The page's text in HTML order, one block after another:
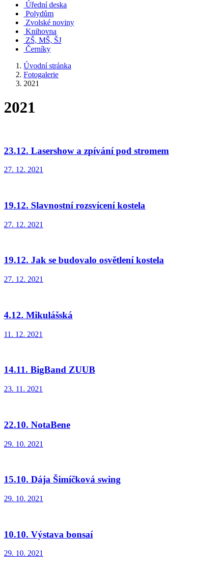
Úřední deska
Polydům
Zvolské noviny
Knihovna
ZŠ, MŠ, ŠJ
Černíky
Úvodní stránka
Fotogalerie
2021
2021
23.12. Lasershow a zpívání pod stromem
27. 12. 2021
19.12. Slavnostní rozsvícení kostela
27. 12. 2021
19.12. Jak se budovalo osvětlení kostela
27. 12. 2021
4.12. Mikulášská
11. 12. 2021
14.11. BigBand ZUUB
23. 11. 2021
22.10. NotaBene
29. 10. 2021
15.10. Dája Šimíčková swing
29. 10. 2021
10.10. Výstava bonsaí
29. 10. 2021